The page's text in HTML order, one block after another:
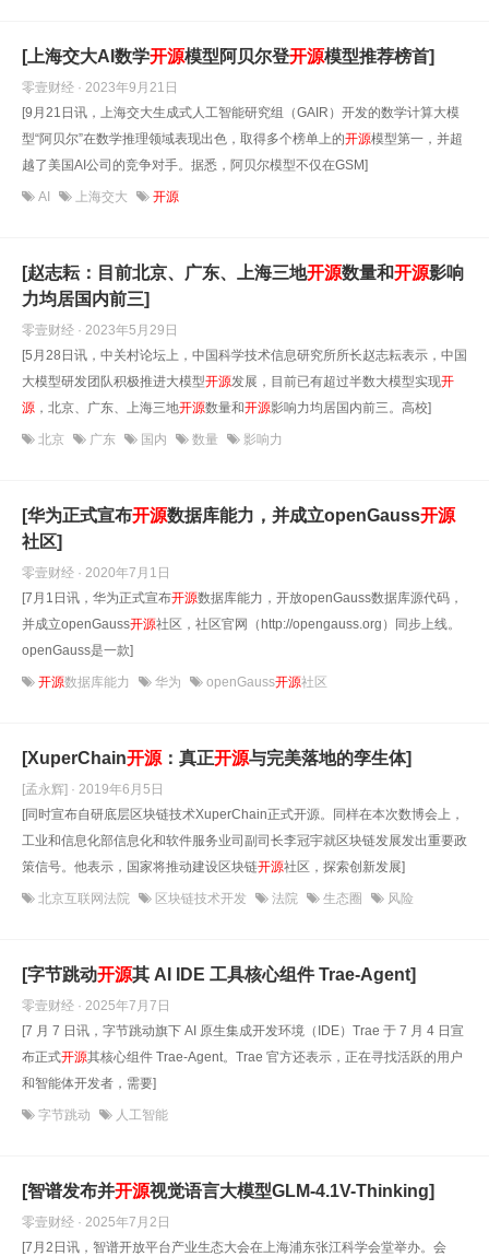
[上海交大AI数学开源模型阿贝尔登开源模型推荐榜首]
零壹财经 · 2023年9月21日
[9月21日讯，上海交大生成式人工智能研究组（GAIR）开发的数学计算大模
型“阿贝尔”在数学推理领域表现出色，取得多个榜单上的开源模型第一，并超
越了美国AI公司的竞争对手。据悉，阿贝尔模型不仅在GSM]
AI 上海交大 开源
[赵志耘：目前北京、广东、上海三地开源数量和开源影响
力均居国内前三]
零壹财经 · 2023年5月29日
[5月28日讯，中关村论坛上，中国科学技术信息研究所所长赵志耘表示，中国
大模型研发团队积极推进大模型开源发展，目前已有超过半数大模型实现开
源 ，北京、广东、上海三地开源数量和开源影响力均居国内前三。高校]
北京 广东 国内 数量 影响力
[华为正式宣布开源数据库能力，并成立openGauss开源
社区]
零壹财经 · 2020年7月1日
[7月1日讯，华为正式宣布开源数据库能力，开放openGauss数据库源代码，
并成立openGauss开源社区，社区官网（http://opengauss.org）同步上线。
openGauss是一款]
开源数据库能力 华为 openGauss开源社区
[XuperChain开源 ：真正开源与完美落地的孪生体]
[孟永辉] · 2019年6月5日
[同时宣布自研底层区块链技术XuperChain正式开源。同样在本次数博会上，
工业和信息化部信息化和软件服务业司副司长李冠宇就区块链发展发出重要政
策信号。他表示，国家将推动建设区块链开源社区，探索创新发展]
北京互联网法院 区块链技术开发 法院 生态圈 风险
[字节跳动开源其 AI IDE 工具核心组件 Trae-Agent]
零壹财经 · 2025年7月7日
[7 月 7 日讯，字节跳动旗下 AI 原生集成开发环境（IDE）Trae 于 7 月 4 日宣
布正式开源其核心组件 Trae-Agent。Trae 官方还表示，正在寻找活跃的用户
和智能体开发者，需要]
字节跳动 人工智能
[智谱发布并开源视觉语言大模型GLM-4.1V-Thinking]
零壹财经 · 2025年7月2日
[7月2日讯，智谱开放平台产业生态大会在上海浦东张江科学会堂举办。会